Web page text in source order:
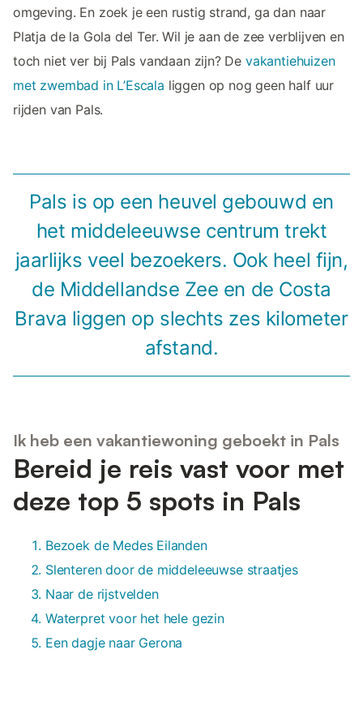
omgeving. En zoek je een rustig strand, ga dan naar
Platja de la Gola del Ter. Wil je aan de zee verblijven en
toch niet ver bij Pals vandaan zijn? De vakantiehuizen
met zwembad in L’Escala liggen op nog geen half uur
rijden van Pals.
Pals is op een heuvel gebouwd en
het middeleeuwse centrum trekt
jaarlijks veel bezoekers. Ook heel fijn,
de Middellandse Zee en de Costa
Brava liggen op slechts zes kilometer
afstand.
Ik heb een vakantiewoning geboekt in Pals
Bereid je reis vast voor met
deze top 5 spots in Pals
Bezoek de Medes Eilanden
Slenteren door de middeleeuwse straatjes
Naar de rijstvelden
Waterpret voor het hele gezin
Een dagje naar Gerona